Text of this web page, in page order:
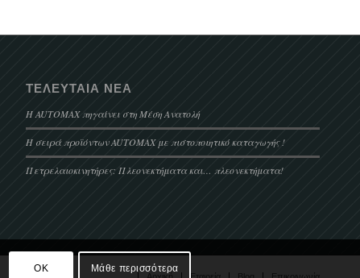
ΤΕΛΕΥΤΑΊΑ ΝΈΑ
Η AUTOMAX πηγαίνει στη Μέση Ανατολή
Η σειρά προϊόντων AUTOMAX με πιστοποιητικό καταγωγής !
Πετρελαιοκινητήρες: Πλεονεκτήματα και… πλεονεκτήματα!
Αρχική Εταιρεία Blog Επικοινωνία
OK Μάθε περισσότερα